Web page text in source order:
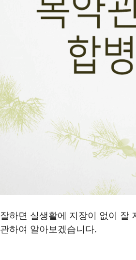
하면 실생활에 지장이 없이 잘
하여 알아보겠습니다.